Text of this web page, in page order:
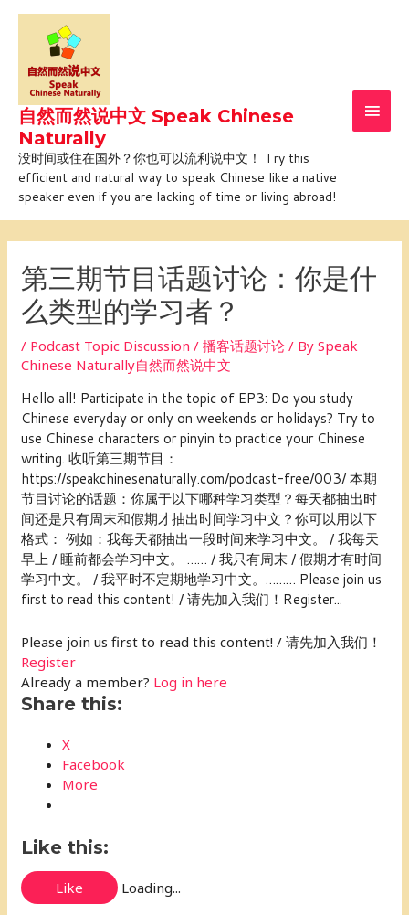
Skip
content
自然而然说中文 Speak Chinese
Naturally
没时间或住在国外？你也可以流利说中文！ Try this
efficient and natural way to speak Chinese like a native
speaker even if you are lacking of time or living abroad!
第三期节目话题讨论：你是什
么类型的学习者？
/ Podcast Topic Discussion / 播客话题讨论 / BySpeak
Chinese Naturally自然而然说中文
Hello all! Participate in the topic of EP3: Do you study
Chinese everyday or only on weekends or holidays? Try to
use Chinese characters or pinyin to practice your Chinese
writing. 收听第三期节目：
https://speakchinesenaturally.com/podcast-free/003/ 本期
节目讨论的话题：你属于以下哪种学习类型？每天都抽出时
间还是只有周末和假期才抽出时间学习中文？你可以用以下
格式： 例如：我每天都抽出一段时间来学习中文。 / 我每天
早上 / 睡前都会学习中文。 …… / 我只有周末 / 假期才有时间
学习中文。 / 我平时不定期地学习中文。……… Please join us
first to read this content! / 请先加入我们！Register...
Please join us first to read this content! / 请先加入我们！
Register
Already a member? Log in here
Share this:
X
Facebook
More
Like this:
Like Loading...